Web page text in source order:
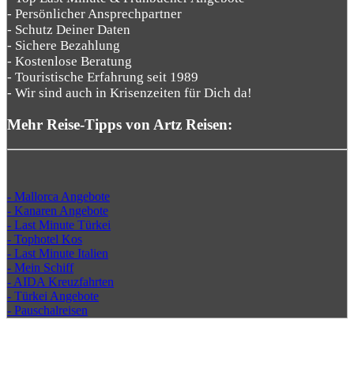
- Persönlicher Ansprechpartner
- Schutz Deiner Daten
- Sichere Bezahlung
- Kostenlose Beratung
- Touristische Erfahrung seit 1989
- Wir sind auch in Krisenzeiten für Dich da!
Mehr Reise-Tipps von Artz Reisen:
- Mallorca Angebote
- Kanaren Angebote
- Last Minute Türkei
- Tophotel Kos
- Last Minute Italien
- Mein Schiff
- AIDA Kreuzfahrten
- Türkei Angebote
- Pauschalreisen